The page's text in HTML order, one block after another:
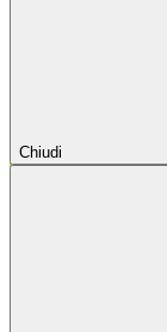
Chiudi